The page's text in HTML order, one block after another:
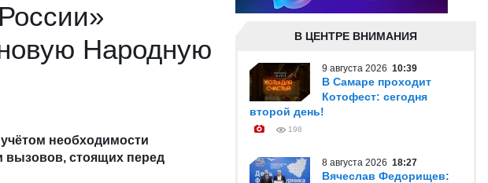
Народную
необходимости
вызовов, стоящих перед
В ЦЕНТРЕ ВНИМАНИЯ
9 августа 2026 10:39
В Самаре проходит
Котофест: сегодня
второй день!
198
8 августа 2026 18:27
Вячеслав Федорищев: